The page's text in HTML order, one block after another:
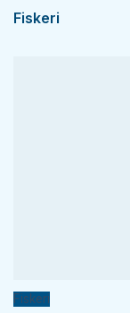
Fiskeri
Fiskeri